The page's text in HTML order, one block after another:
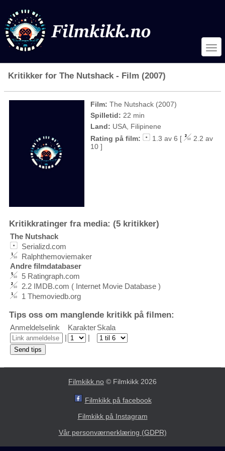
Kritikker for The Nutshack - Film (2007)
Film: The Nutshack (2007)
Spilletid: 22 min
Land: USA, Filipinene
Rating på film:
1.3 av 6 [
2.2 av
10 ]
Kritikkratinger fra media: (5 kritikker)
The Nutshack
Serializd.com
Ralphthemoviemaker
Andre filmdatabaser
5 Ratingraph.com
2.2 IMDB.com ( Internet Movie Database )
1 Themoviedb.org
Tips oss om manglende kritikk på filmen:
Anmeldelselink KarakterSkala
|
|
Filmkikk.no © Filmkikk 2026
Filmkikk på facebook
Filmkikk på Instagram
Vår personværnerklæring (GDPR)